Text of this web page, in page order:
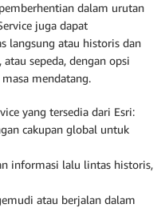
dalam urutan
juga dapat
langsung atau historis dan
sepeda, dengan opsi
mendatang.
yang tersedia dari Esri:
cakupan global untuk
informasi lalu lintas historis,
atau berjalan dalam